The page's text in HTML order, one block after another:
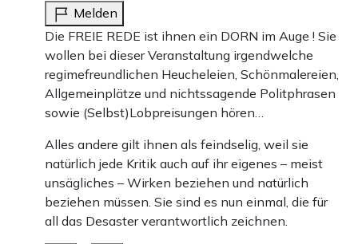
Melden
Die FREIE REDE ist ihnen ein DORN im Auge ! Sie
wollen bei dieser Veranstaltung irgendwelche
regimefreundlichen Heucheleien, Schönmalereien,
Allgemeinplätze und nichtssagende Politphrasen
sowie (Selbst)Lobpreisungen hören…
Alles andere gilt ihnen als feindselig, weil sie
natürlich jede Kritik auch auf ihr eigenes – meist
unsägliches – Wirken beziehen und natürlich
beziehen müssen. Sie sind es nun einmal, die für
all das Desaster verantwortlich zeichnen.